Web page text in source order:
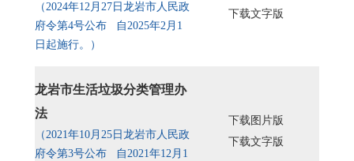
（2024年12月27日龙岩市人民政
府令第4号公布 自2025年2月1
日起施行。）
下载文字版
龙岩市生活垃圾分类管理办
法
（2021年10月25日龙岩市人民政
府令第3号公布 自2021年12月1
下载图片版
下载文字版